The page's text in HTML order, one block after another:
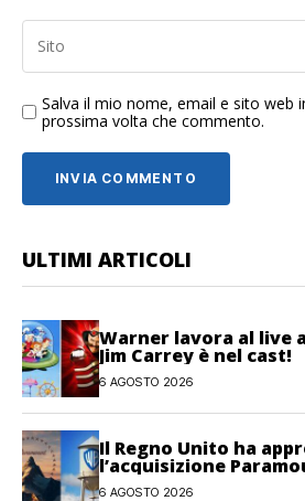
Salva il mio nome, email e sito web
prossima volta che commento.
ULTIMI ARTICOLI
Warner lavora al live
Jim Carrey è nel cast!
6 AGOSTO 2026
Il Regno Unito ha
l’acquisizione
Discovery
6 AGOSTO 2026